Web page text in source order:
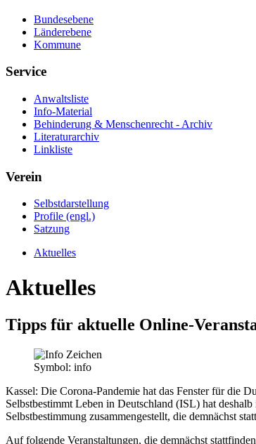
Bundesebene
Länderebene
Kommune
Service
Anwaltsliste
Info-Material
Behinderung & Menschenrecht - Archiv
Literaturarchiv
Linkliste
Verein
Selbstdarstellung
Profile (engl.)
Satzung
Aktuelles
Aktuelles
Tipps für aktuelle Online-
Symbol: info
Kassel: Die Corona-Pandemie hat das Fenster für die
Selbstbestimmt Leben in Deutschland (ISL) hat
Selbstbestimmung zusammengestellt, die demnächst
Auf folgende Veranstaltungen, die demnächst